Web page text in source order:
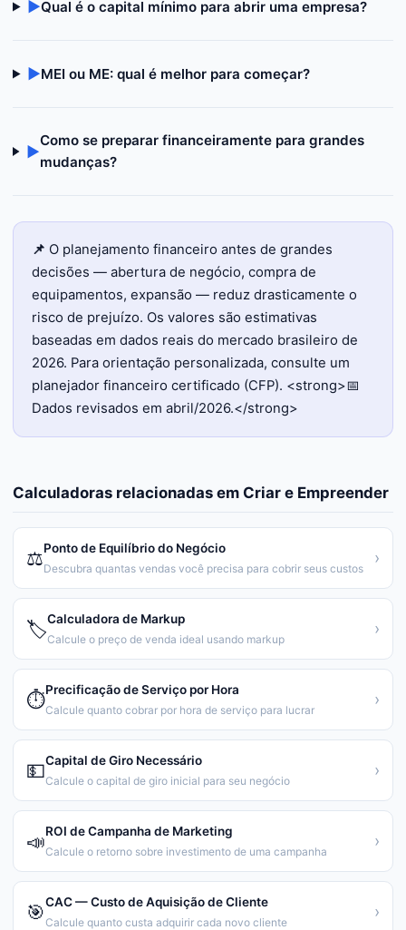
▶Qual é o capital mínimo para abrir uma empresa?
▶MEI ou ME: qual é melhor para começar?
▶
Como se preparar financeiramente para grandes
mudanças?
📌 O planejamento financeiro antes de grandes
decisões — abertura de negócio, compra de
equipamentos, expansão — reduz drasticamente o
risco de prejuízo. Os valores são estimativas
baseadas em dados reais do mercado brasileiro de
2026. Para orientação personalizada, consulte um
planejador financeiro certificado (CFP). <strong>📅
Dados revisados em abril/2026.</strong>
Calculadoras relacionadas em Criar e Empreender
⚖️Ponto de Equilíbrio do Negócio
Descubra quantas vendas você precisa para cobrir seus custos
›
🏷️Calculadora de Markup
Calcule o preço de venda ideal usando markup
›
⏱️Precificação de Serviço por Hora
Calcule quanto cobrar por hora de serviço para lucrar
›
💵Capital de Giro Necessário
Calcule o capital de giro inicial para seu negócio
›
📣ROI de Campanha de Marketing
Calcule o retorno sobre investimento de uma campanha
›
🎯CAC — Custo de Aquisição de Cliente
Calcule quanto custa adquirir cada novo cliente
›